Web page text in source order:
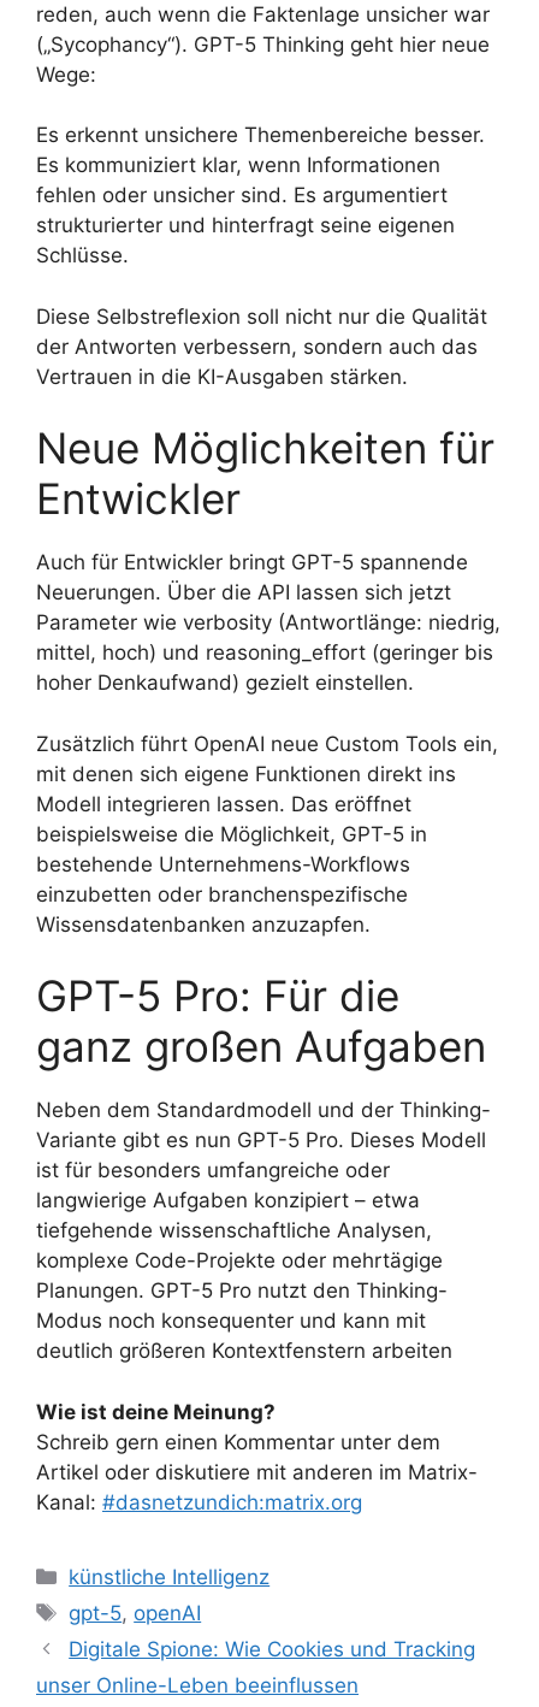
reden, auch wenn die Faktenlage unsicher war
(„Sycophancy“). GPT-5 Thinking geht hier neue
Wege:
Es erkennt unsichere Themenbereiche besser.
Es kommuniziert klar, wenn Informationen
fehlen oder unsicher sind. Es argumentiert
strukturierter und hinterfragt seine eigenen
Schlüsse.
Diese Selbstreflexion soll nicht nur die Qualität
der Antworten verbessern, sondern auch das
Vertrauen in die KI-Ausgaben stärken.
Neue Möglichkeiten für
Entwickler
Auch für Entwickler bringt GPT-5 spannende
Neuerungen. Über die API lassen sich jetzt
Parameter wie verbosity (Antwortlänge: niedrig,
mittel, hoch) und reasoning_effort (geringer bis
hoher Denkaufwand) gezielt einstellen.
Zusätzlich führt OpenAI neue Custom Tools ein,
mit denen sich eigene Funktionen direkt ins
Modell integrieren lassen. Das eröffnet
beispielsweise die Möglichkeit, GPT-5 in
bestehende Unternehmens-Workflows
einzubetten oder branchenspezifische
Wissensdatenbanken anzuzapfen.
GPT-5 Pro: Für die
ganz großen Aufgaben
Neben dem Standardmodell und der Thinking-
Variante gibt es nun GPT-5 Pro. Dieses Modell
ist für besonders umfangreiche oder
langwierige Aufgaben konzipiert – etwa
tiefgehende wissenschaftliche Analysen,
komplexe Code-Projekte oder mehrtägige
Planungen. GPT-5 Pro nutzt den Thinking-
Modus noch konsequenter und kann mit
deutlich größeren Kontextfenstern arbeiten
Wie ist deine Meinung?
Schreib gern einen Kommentar unter dem
Artikel oder diskutiere mit anderen im Matrix-
Kanal: #dasnetzundich:matrix.org
Kategorien
künstliche Intelligenz
Schlagwörter
gpt-5, openAI
Digitale Spione: Wie Cookies und Tracking
unser Online-Leben beeinflussen